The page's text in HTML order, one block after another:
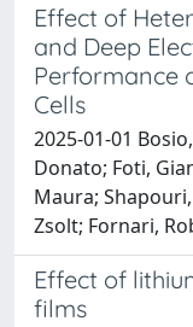
Effect of
and Deep
Performance
Cells
2025-01-01
Donato; Foti,
Maura;
Zsolt; Fornari,
Effect of
films